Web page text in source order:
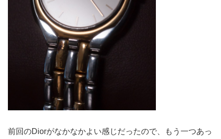
前回のDiorがなかなかよい感じだったので、もう一つあっ